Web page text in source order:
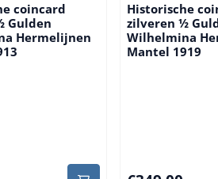
coincard
Gulden
Hermelijnen
Historische
zilveren ½
Wilhelmina
Mantel 1919